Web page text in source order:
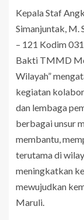
Kepala Staf
Simanjuntak, M.
– 121 Kodim
Bakti TMMD
Wilayah”
kegiatan
dan lembaga
berbagai unsur
membantu,
terutama di
meningkatkan
mewujudkan
Maruli.